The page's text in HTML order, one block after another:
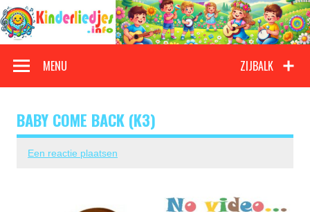
Doorgaan
naar
inhoud
Kinderliedjes
ZIJBALK
MENU
BABY COME BACK (K3)
Een reactie plaatsen